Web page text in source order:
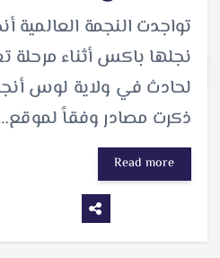
تواجدت النجمة العالمية
نجلها باكس أثناء مرحلة
لحادث في ولاية لوس
ذكرت مصادر وفقاً
Read more